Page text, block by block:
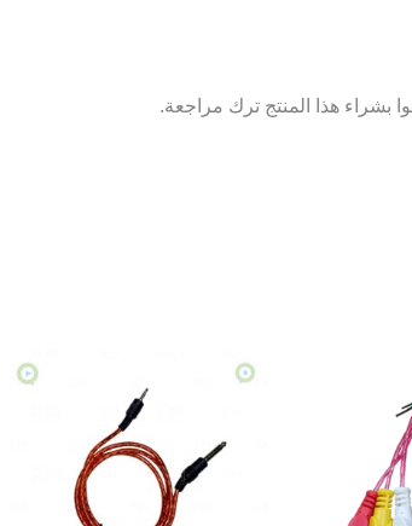
بشراء هذا المنتج ترك مراجعة.